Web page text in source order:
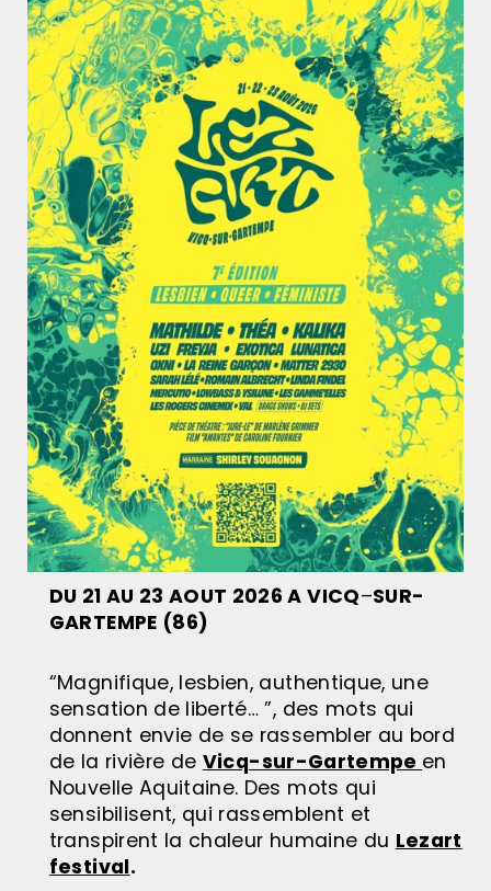
DU 21 AU 23 AOUT 2026 A VICQ–SUR-
GARTEMPE (86)
“Magnifique, lesbien, authentique, une
sensation de liberté… ”, des mots qui
donnent envie de se rassembler au bord
de la rivière de Vicq-sur-Gartempe en
Nouvelle Aquitaine. Des mots qui
sensibilisent, qui rassemblent et
transpirent la chaleur humaine du Lezart
festival.